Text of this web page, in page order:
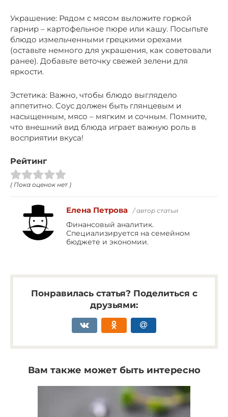
Украшение: Рядом с мясом выложите горкой
гарнир – картофельное пюре или кашу. Посыпьте
блюдо измельченными грецкими орехами
(оставьте немного для украшения, как советовали
ранее). Добавьте веточку свежей зелени для
яркости.
Эстетика: Важно, чтобы блюдо выглядело
аппетитно. Соус должен быть глянцевым и
насыщенным, мясо – мягким и сочным. Помните,
что внешний вид блюда играет важную роль в
восприятии вкуса!
Рейтинг
( Пока оценок нет )
Елена Петрова / автор статьи
Финансовый аналитик.
Специализируется на семейном
бюджете и экономии.
Понравилась статья? Поделиться с
друзьями:
Вам также может быть интересно